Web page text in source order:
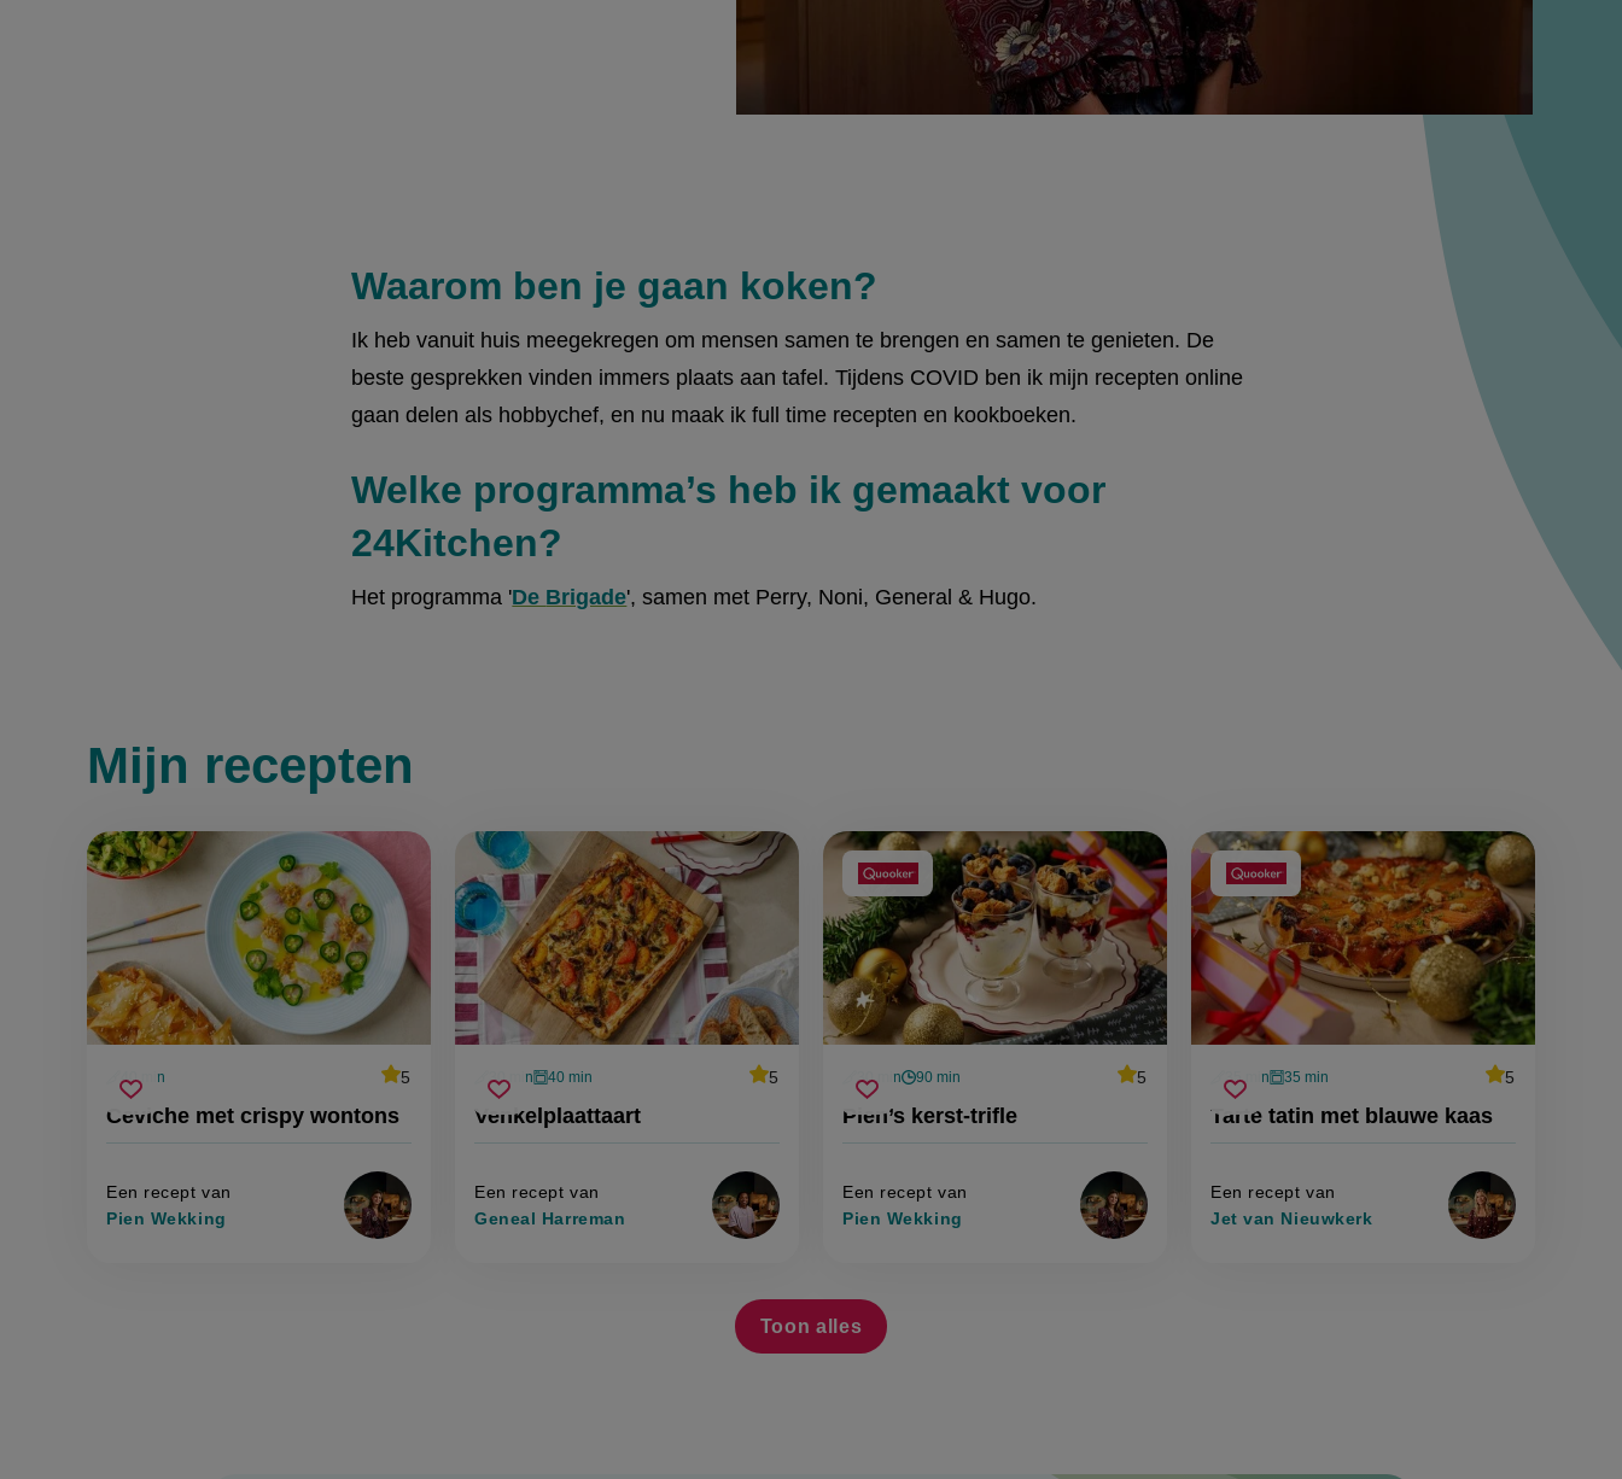
Waarom ben je gaan koken?
Ik heb vanuit huis meegekregen om mensen samen te brengen en samen te genieten. De
beste gesprekken vinden immers plaats aan tafel. Tijdens COVID ben ik mijn recepten online
gaan delen als hobbychef, en nu maak ik full time recepten en kookboeken.
Welke programma’s heb ik gemaakt voor
24Kitchen?
Het programma 'De Brigade', samen met Perry, Noni, General & Hugo.
Mijn recepten
Ceviche met crispy wontons
voorbereidingstijd
40 min
average
5
Beoordeel
'ceviche
crispy
'
Een recept van
Pien Wekking
Sla
recept
ceviche
met
crispy
Venkelplaattaart
voorbereidingstijd
30 min
oventijd
40 min
average
5
Beoordeel
'venkelplaattaart'
Een recept van
Geneal Harreman
Sla
recept
venkelplaattaart
Pien’s kerst-trifle
voorbereidingstijd
30 min
wachttijd
90 min
average
5
Beoordeel
trifle'
Een recept van
Pien Wekking
Sla
recept
pien’s
kerst-
trifle
Aangeboden
door:
Tarte tatin met blauwe kaas
voorbereidingstijd
35 min
oventijd
35 min
average
5
Beoordeel
met
kaas'
Een recept van
Jet van Nieuwkerk
Sla
recept
tarte
tatin
met
kaas
Aangeboden
door:
Toon
alle
Toon alles